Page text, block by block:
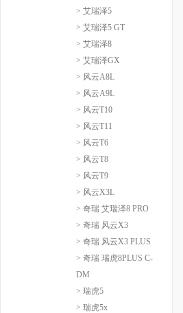
> 艾瑞泽5
> 艾瑞泽5 GT
> 艾瑞泽8
> 艾瑞泽GX
> 风云A8L
> 风云A9L
> 风云T10
> 风云T11
> 风云T6
> 风云T8
> 风云T9
> 风云X3L
> 奇瑞 艾瑞泽8 PRO
> 奇瑞 风云X3
> 奇瑞 风云X3 PLUS
> 奇瑞 瑞虎8PLUS C-
DM
> 瑞虎5
> 瑞虎5x